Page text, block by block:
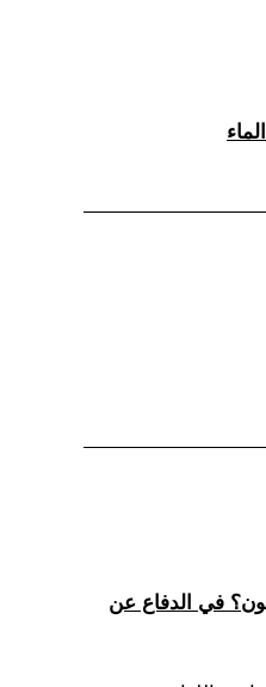
في الدفاع عن